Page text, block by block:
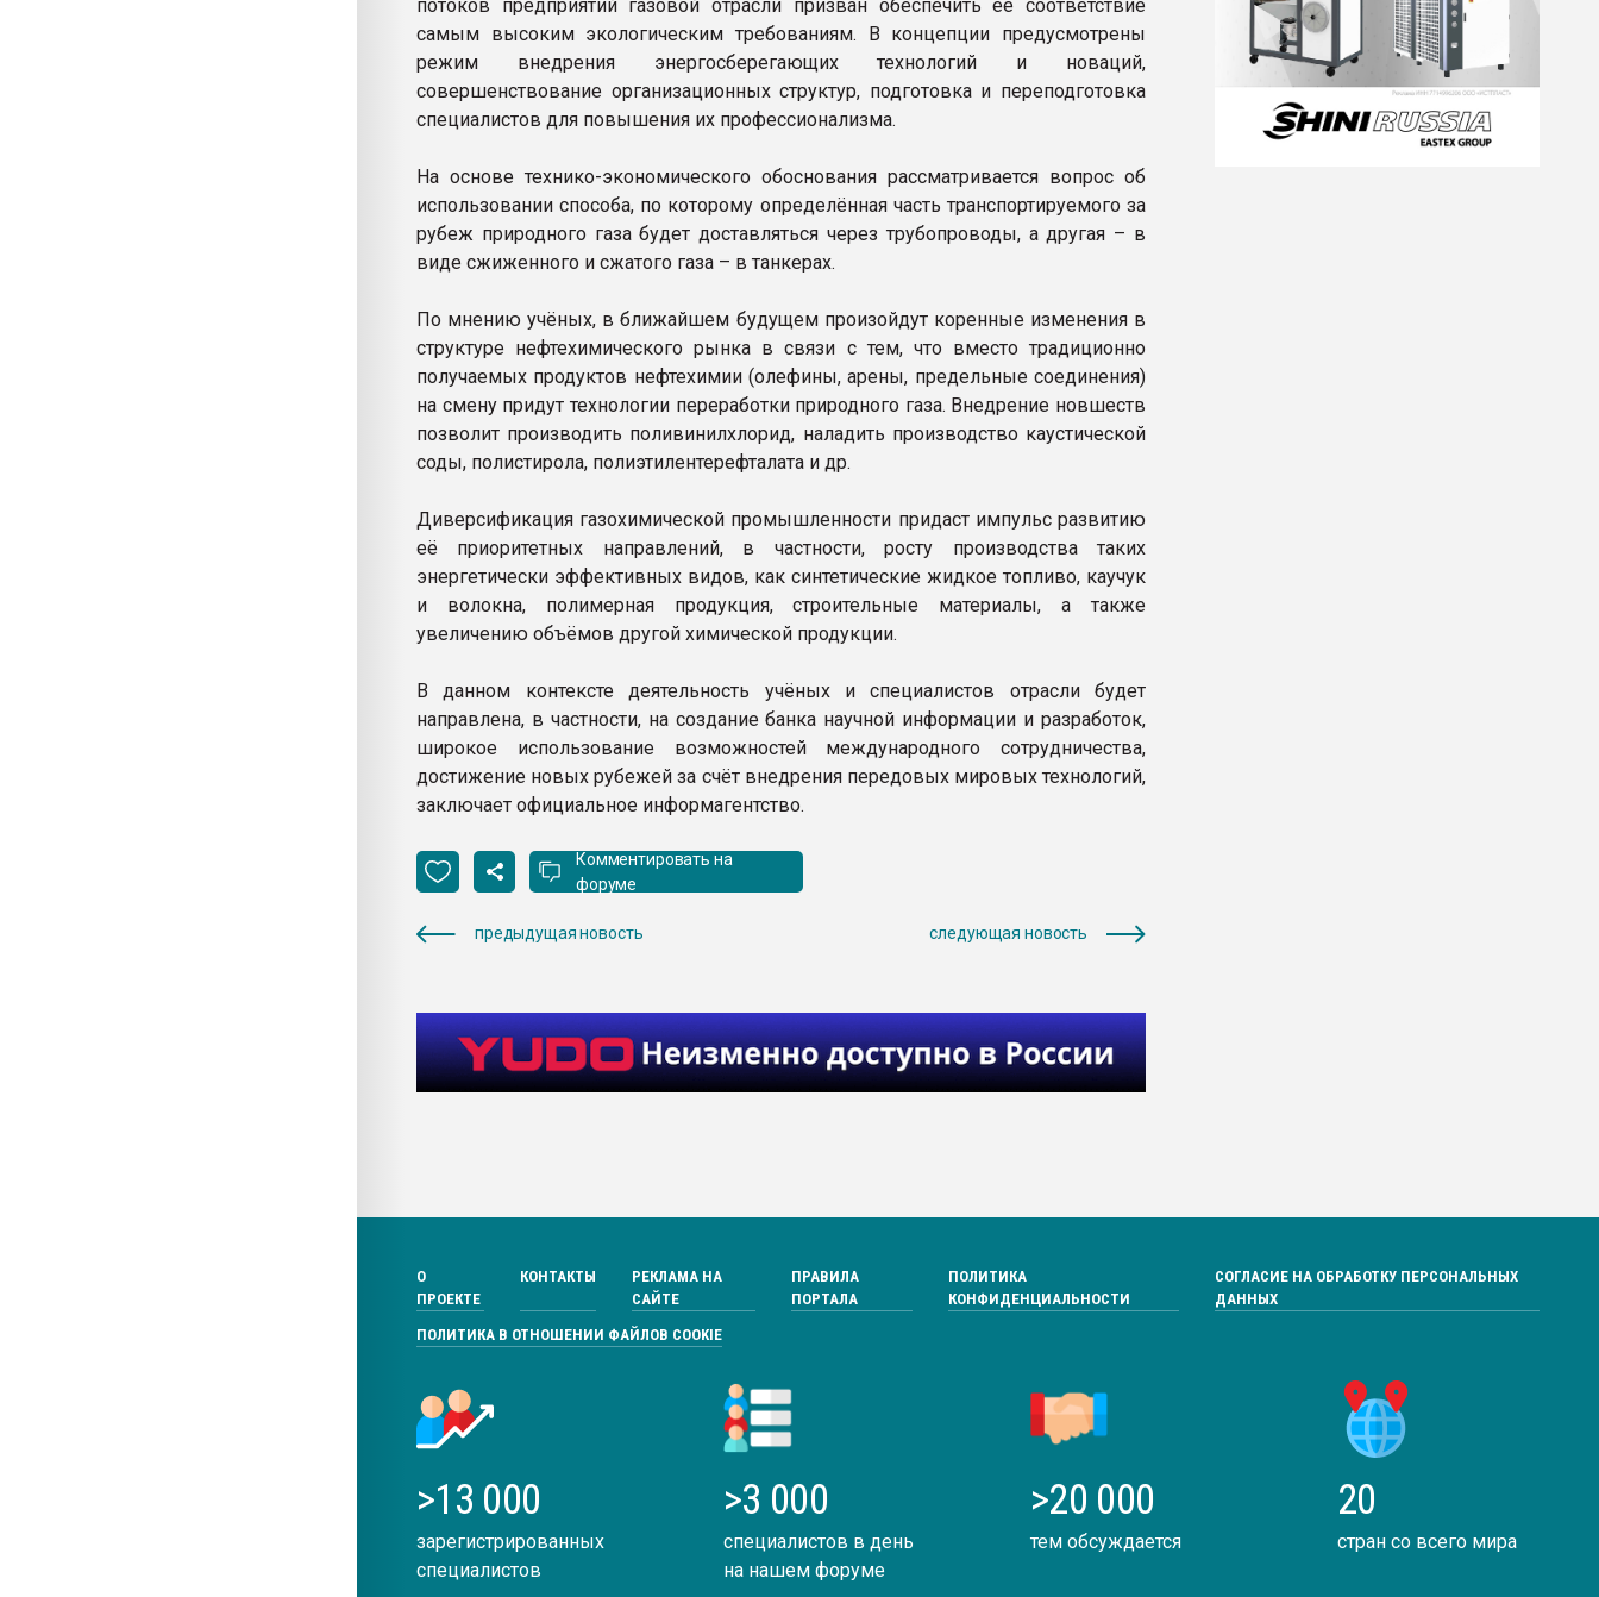
потоков предприятий газовой отрасли призван обеспечить её соответствие
самым высоким экологическим требованиям. В концепции предусмотрены
режим внедрения энергосберегающих технологий и новаций,
совершенствование организационных структур, подготовка и переподготовка
специалистов для повышения их профессионализма.
На основе технико-экономического обоснования рассматривается вопрос об
использовании способа, по которому определённая часть транспортируемого за
рубеж природного газа будет доставляться через трубопроводы, а другая – в
виде сжиженного и сжатого газа – в танкерах.
По мнению учёных, в ближайшем будущем произойдут коренные изменения в
структуре нефтехимического рынка в связи с тем, что вместо традиционно
получаемых продуктов нефтехимии (олефины, арены, предельные соединения)
на смену придут технологии переработки природного газа. Внедрение новшеств
позволит производить поливинилхлорид, наладить производство каустической
соды, полистирола, полиэтилентерефталата и др.
Диверсификация газохимической промышленности придаст импульс развитию
её приоритетных направлений, в частности, росту производства таких
энергетически эффективных видов, как синтетические жидкое топливо, каучук
и волокна, полимерная продукция, строительные материалы, а также
увеличению объёмов другой химической продукции.
В данном контексте деятельность учёных и специалистов отрасли будет
направлена, в частности, на создание банка научной информации и разработок,
широкое использование возможностей международного сотрудничества,
достижение новых рубежей за счёт внедрения передовых мировых технологий,
заключает официальное информагентство.
Комментировать на
форуме
предыдущая новость следующая новость
О
ПРОЕКТЕ
КОНТАКТЫ
РЕКЛАМА НА
САЙТЕ
ПРАВИЛА
ПОРТАЛА
ПОЛИТИКА
КОНФИДЕНЦИАЛЬНОСТИ
СОГЛАСИЕ НА ОБРАБОТКУ ПЕРСОНАЛЬНЫХ
ДАННЫХ
ПОЛИТИКА В ОТНОШЕНИИ ФАЙЛОВ COOKIE
>13 000
зарегистрированных
специалистов
>3 000
специалистов в день
на нашем форуме
>20 000
тем обсуждается
20
стран со всего мира